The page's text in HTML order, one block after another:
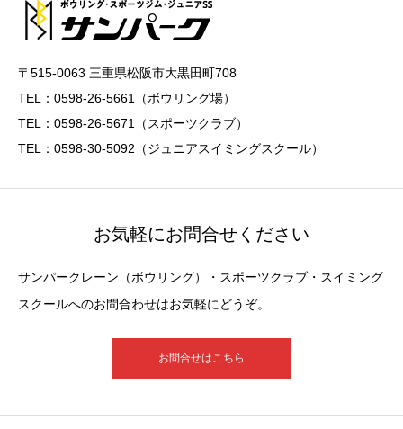
〒515-0063 三重県松阪市大黒田町708
TEL：0598-26-5661（ボウリング場）
TEL：0598-26-5671（スポーツクラブ）
TEL：0598-30-5092（ジュニアスイミングスクール）
お気軽にお問合せください
サンパークレーン（ボウリング）・スポーツクラブ・スイミング
スクールへのお問合わせはお気軽にどうぞ。
お問合せはこちら